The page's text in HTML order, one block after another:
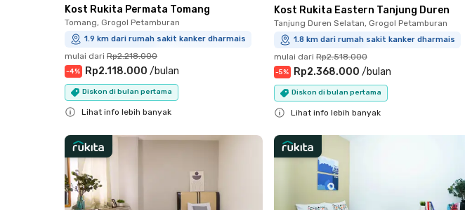
Kost Rukita Permata Tomang
Tomang, Grogol Petamburan
1.9 km dari rumah sakit kanker dharmais
mulai dari Rp2.218.000
-4% Rp2.118.000 /bulan
Diskon di bulan pertama
Lihat info lebih banyak
Kost Rukita Eastern Tanjung Duren
Tanjung Duren Selatan, Grogol Petamburan
1.8 km dari rumah sakit kanker dharmais
mulai dari Rp2.518.000
-5% Rp2.368.000 /bulan
Diskon di bulan pertama
Lihat info lebih banyak